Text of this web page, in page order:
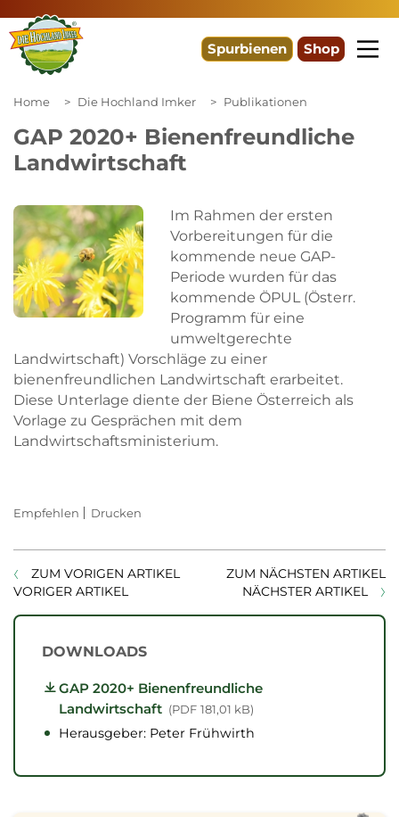
Spurbienen Shop
Home Die Hochland Imker Publikationen
GAP 2020+ Bienenfreundliche
Landwirtschaft
Im Rahmen der ersten
Vorbereitungen für die
kommende neue GAP-
Periode wurden für das
kommende ÖPUL (Österr.
Programm für eine
umweltgerechte
Landwirtschaft) Vorschläge zu einer
bienenfreundlichen Landwirtschaft erarbeitet.
Diese Unterlage diente der Biene Österreich als
Vorlage zu Gesprächen mit dem
Landwirtschaftsministerium.
Drucken
Empfehlen
ZUM VORIGEN ARTIKEL
VORIGER ARTIKEL
ZUM NÄCHSTEN ARTIKEL
NÄCHSTER ARTIKEL
DOWNLOADS
GAP 2020+ Bienenfreundliche
Landwirtschaft
PDF 181,01 kB
Herausgeber: Peter Frühwirth